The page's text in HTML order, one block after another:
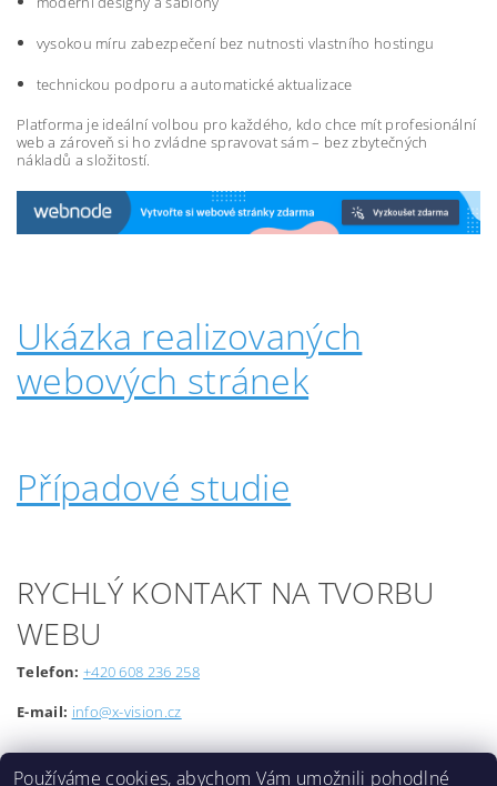
vysokou míru zabezpečení bez nutnosti vlastního hostingu
technickou podporu a automatické aktualizace
Platforma je ideální volbou pro každého, kdo chce mít profesionální
web a zároveň si ho zvládne spravovat sám – bez zbytečných
nákladů a složitostí.
Ukázka realizovaných
webových stránek
Případové studie
RYCHLÝ KONTAKT NA TVORBU
WEBU
Telefon: +420 608 236 258
E-mail: info@x-vision.cz
Používáme cookies, abychom Vám umožnili pohodlné